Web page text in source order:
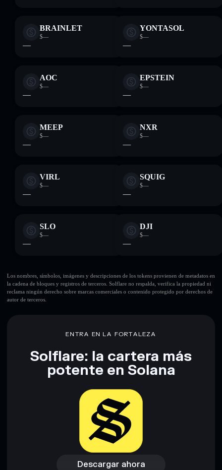
BRAINLET
$—
—
YONTASOL
$—
—
AOC
$—
—
EPSTEIN
$—
—
MEEP
$—
—
NXR
$—
—
VIRL
$—
—
SQUIG
$—
—
SLO
$—
—
DJI
$—
—
Los nombres, símbolos, imágenes y descripciones de los tokens provienen de metadatos en
la cadena de bloques y registros de terceros. Solflare no respalda, verifica la propiedad ni
reclama ningún derecho sobre marcas comerciales o contenido protegido por derechos de
autor de terceros.
ENTRA EN LA FORTALEZA
Solflare: la cartera más
potente en Solana
Descargar ahora
Descargar ahora
Acceder a la billetera